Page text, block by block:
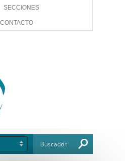
SECCIONES
CONTACTO